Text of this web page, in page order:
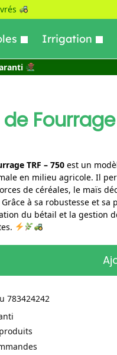
Irrigation
TRF – 750est un
en milieu agricole. Il
de céréales, le maïs
Grâce à sa robustesse et
du bétail et la gestion
783424242